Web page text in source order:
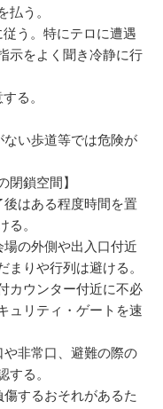
払う。
従う。特にテロに遭遇
示をよく聞き冷静に行
る。
い歩道等では危険が
閉鎖空間】
はある程度時間を置
る。
の外側や出入口付近
まりや行列は避ける。
カウンター付近に不必
ュリティ・ゲートを速
非常口、避難の際の
する。
するおそれがあるた